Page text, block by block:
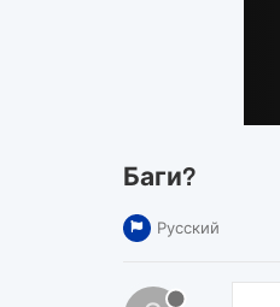
Баги?
Русский